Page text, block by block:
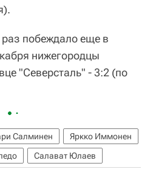
побеждало еще в
нижегородцы
"Северсталь" - 3:2 (по
Салминен
Яркко Иммонен
Салават Юлаев